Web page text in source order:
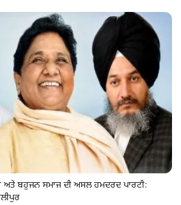
ਅਤੇ ਬਹੁਜਨ ਸਮਾਜ ਦੀ ਅਸਲ ਹਮਦਰਦ ਪਾਰਟੀ: